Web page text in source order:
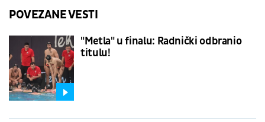
POVEZANE VESTI
"Metla" u finalu: Radnički odbranio
titulu!